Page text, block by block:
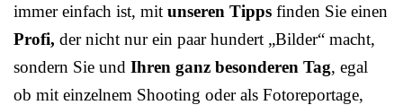
immer einfach ist, mit unseren Tipps finden Sie einen
Profi, der nicht nur ein paar hundert „Bilder“ macht,
sondern Sie und Ihren ganz besonderen Tag, egal
ob mit einzelnem Shooting oder als Fotoreportage,